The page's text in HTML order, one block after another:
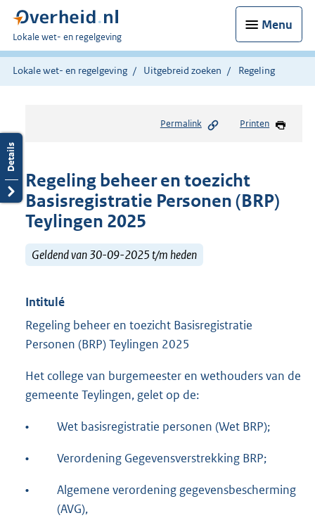
Menu
U
bent
hier:
Lokale wet- en regelgeving
Lokale wet- en regelgeving Uitgebreid zoeken Regeling
Permalink Printen
Regeling beheer en toezicht
Basisregistratie Personen (BRP)
Teylingen 2025
Geldend van 30-09-2025 t/m heden
Intitulé
Regeling beheer en toezicht Basisregistratie
Personen (BRP) Teylingen 2025
Het college van burgemeester en wethouders van de
gemeente Teylingen, gelet op de:
• Wet basisregistratie personen (Wet BRP);
• Verordening Gegevensverstrekking BRP;
•
Algemene verordening gegevensbescherming
(AVG),